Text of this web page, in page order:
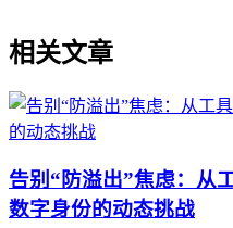
相关文章
告别“防溢出”焦虑：从
数字身份的动态挑战